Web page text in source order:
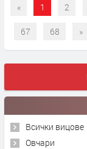
« 1 2
67 68 »
Всички вицове
Овчари